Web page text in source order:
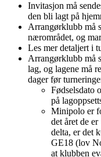
Invitasjon må
den bli lagt på
Arrangørklubb må
nærområdet, og
Les mer detaljert i
Arrangørklubb må
lag, og lagene må
dager før
Fødselsdato
på
Minipolo er
det året de
delta, er det
GE18 (lov
at klubben